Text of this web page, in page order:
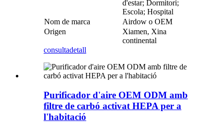
d'estar; Dormitori;
Escola; Hospital
Nom de marca
Airdow o OEM
Origen
Xiamen, Xina
continental
consultadetall
Purificador d'aire OEM ODM amb
filtre de carbó activat HEPA per a
l'habitació